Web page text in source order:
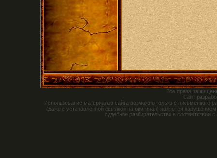
Все права
Сайт
Использование материалов сайта возможно только с письменного
(даже с установленной ссылкой на оригинал) является
судебное разбирательство в